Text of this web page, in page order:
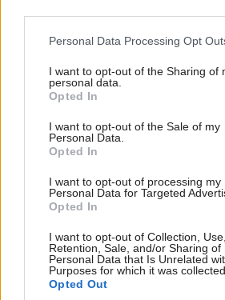
Please note that this website/app uses
not limited to your visit or usage
grant or deny consent to Google and
use your data for below specified
consent section.
Personal Data Processing Opt
I want to opt-out of the Sharing of
personal data.
Opted In
I want to opt-out of the Sale of my
Personal Data.
Opted In
I want to opt-out of processing my
Personal Data for Targeted
Opted In
I want to opt-out of Collection, Use,
Retention, Sale, and/or Sharing of
Personal Data that Is Unrelated
Purposes for which it was collected.
Opted Out
Projekt a realizácia: 2010-2011
Lokalita: Zbečno, Křivoklátsko,
Plocha pozemku: 1640 m²
Podlahová plocha: 94 m²